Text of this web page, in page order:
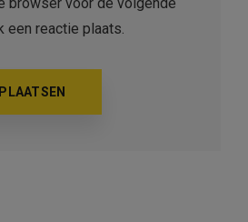
een reactie plaats.